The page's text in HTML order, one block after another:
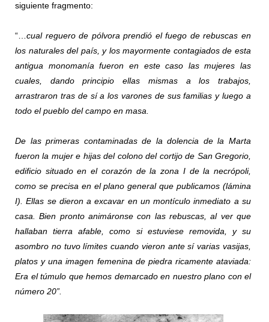
siguiente fragmento:
“… cual reguero de pólvora prendió el fuego de rebuscas en
los naturales del país, y los mayormente contagiados de esta
antigua monomanía fueron en este caso las mujeres las
cuales, dando principio ellas mismas a los trabajos,
arrastraron tras de sí a los varones de sus familias y luego a
todo el pueblo del campo en masa.
De las primeras contaminadas de la dolencia de la Marta
fueron la mujer e hijas del colono del cortijo de San Gregorio,
edificio situado en el corazón de la zona I de la necrópoli,
como se precisa en el plano general que publicamos (lámina
I). Ellas se dieron a excavar en un montículo inmediato a su
casa. Bien pronto animáronse con las rebuscas, al ver que
hallaban tierra afable, como si estuviese removida, y su
asombro no tuvo límites cuando vieron ante sí varias vasijas,
platos y una imagen femenina de piedra ricamente ataviada:
Era el túmulo que hemos demarcado en nuestro plano con el
número 20”.